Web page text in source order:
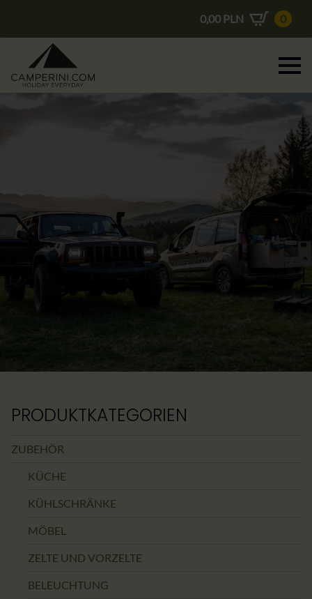
0,00 PLN 0
PRODUKTKATEGORIEN
ZUBEHÖR
KÜCHE
KÜHLSCHRÄNKE
MÖBEL
ZELTE UND VORZELTE
BELEUCHTUNG